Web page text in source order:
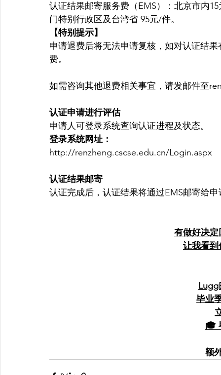
认证结果邮寄服务费（EMS）：北京市内
门特别行政区及台湾省 95元/件。
【特别提示】
申请退费后将无法申请复核，如对认证结
费。
如需咨询其他退费相关事宜，请发邮件至
认证申请进行评估
申请人可登录系统查询认证进程及状态。
登录系统网址：
http://renzheng.cscse.edu.cn/Login.aspx
认证结果邮寄
认证完成后，认证结果将通过EMS邮
有做好决
让我看
毕业
🎓